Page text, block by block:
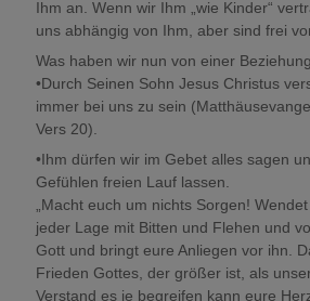
Ihm an. Wenn wir Ihm „wie Kinder“
uns abhängig von Ihm, aber sind frei
Was haben wir nun von einer
•Durch Seinen Sohn Jesus Christus
immer bei uns zu sein
Vers 20).
•Ihm dürfen wir im Gebet alles sagen
Gefühlen freien Lauf lassen.
„Macht euch um nichts Sorgen!
jeder Lage mit Bitten und Flehen und
Gott und bringt eure Anliegen vor ihn.
Frieden Gottes, der größer ist, als
Verstand es je begreifen kann eure